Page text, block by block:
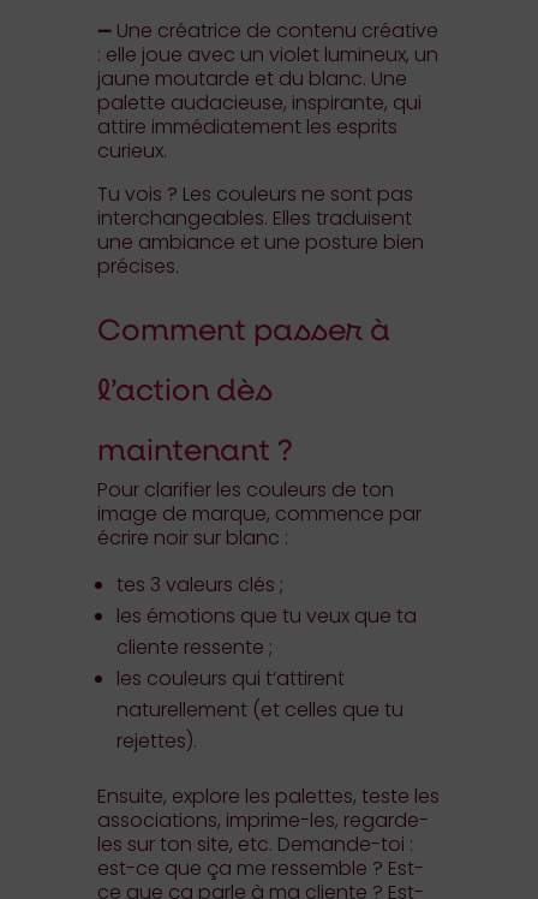
➖ Une créatrice de contenu créative
: elle joue avec un violet lumineux, un
jaune moutarde et du blanc. Une
palette audacieuse, inspirante, qui
attire immédiatement les esprits
curieux.
Tu vois ? Les couleurs ne sont pas
interchangeables. Elles traduisent
une ambiance et une posture bien
précises.
Comment passer à
l’action dès
maintenant ?
Pour clarifier les couleurs de ton
image de marque, commence par
écrire noir sur blanc :
tes 3 valeurs clés ;
les émotions que tu veux que ta
cliente ressente ;
les couleurs qui t’attirent
naturellement (et celles que tu
rejettes).
Ensuite, explore les palettes, teste les
associations, imprime-les, regarde-
les sur ton site, etc. Demande-toi :
est-ce que ça me ressemble ? Est-
ce que ça parle à ma cliente ? Est-